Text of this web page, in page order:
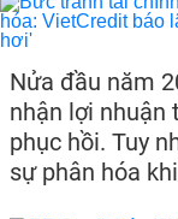
Nửa đầu năm
nhận lợi nhuận
phục hồi. Tuy
sự phân hóa